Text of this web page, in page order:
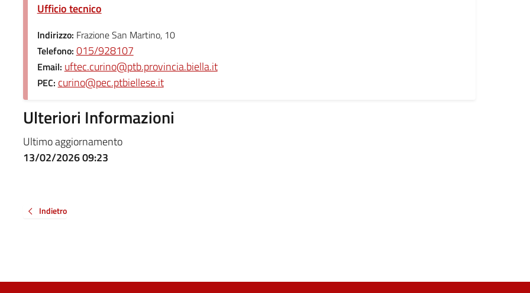
Ufficio tecnico
Indirizzo: Frazione San Martino, 10
Telefono: 015/928107
Email: uftec.curino@ptb.provincia.biella.it
PEC: curino@pec.ptbiellese.it
Ulteriori Informazioni
Ultimo aggiornamento
13/02/2026 09:23
Indietro